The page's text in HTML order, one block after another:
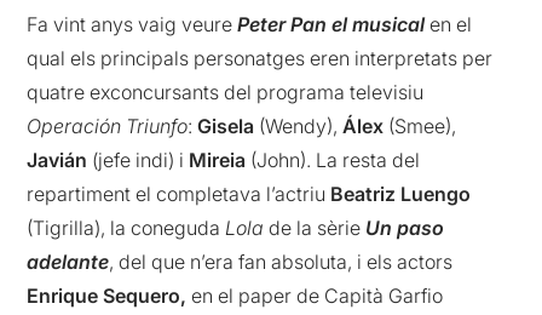
Fa vint anys vaig veurePeter Pan el musicalen el
qual els principals personatges eren interpretats per
quatre exconcursants del programa televisiu
Operación Triunfo:Gisela (Wendy),Álex (Smee),
Javián (jefe indi) i Mireia (John). La resta del
repartiment el completava l’actriu Beatriz Luengo
(Tigrilla), la coneguda Lola de la sèrie Un paso
adelante, del que n’era fan absoluta, i els actors
Enrique Sequero, en el paper de Capità Garfio